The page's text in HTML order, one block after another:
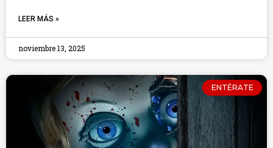
LEER MÁS »
noviembre 13, 2025
ENTÉRATE